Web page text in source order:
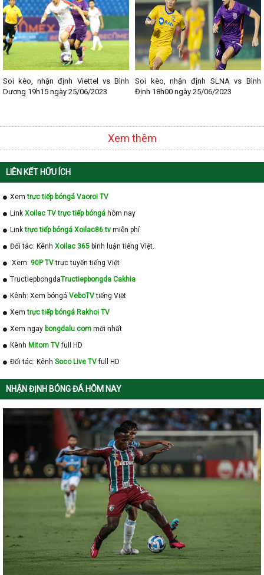
Soi kèo, nhận định Viettel vs Bình
Dương 19h15 ngày 25/06/2023
Soi kèo, nhận định SLNA vs Bình
Định 18h00 ngày 25/06/2023
Xem thêm
LIÊN KẾT HỮU ÍCH
Xemtrực tiếp bóngá Vaoroi TV
Link Xoilac TV trực tiếp bóngá hôm nay
Linktrực tiếp bóngá Xoilac86.tv miễn phí
Đối tác: Kênh Xoilac 365 bình luận tiếng Việt.
Xem: 90P TVtrực tuyến tiếng Việt
TructiepbongdaTructiepbongda Cakhia
Kênh: Xem bóngá VeboTVtiếng Việt
Xemtrực tiếp bóngá Rakhoi TV
Xem ngay bongdalu com mới nhất
Kênh Mitom TVfull HD
Đối tác: Kênh Soco Live TVfull HD
NHẬN ĐỊNH BÓNG ĐÁ HÔM NAY